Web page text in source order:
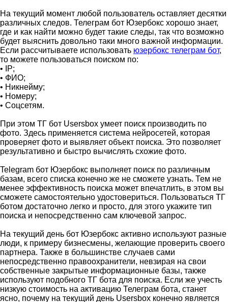
На текущий момент любой пользователь оставляет десятки
различных следов. Телеграм бот Юзербокс хорошо знает,
где и как найти можно будет такие следы, так что возможно
будет выяснить довольно таки много важной информации.
Если рассчитываете использовать юзербокс телеграм бот,
то можете пользоваться поиском по:
• IP;
• ФИО;
• Никнейму;
• Номеру;
• Соцсетям.
При этом ТГ бот Usersbox умеет поиск производить по
фото. Здесь применяется система нейросетей, которая
проверяет фото и выявляет объект поиска. Это позволяет
результативно и быстро вычислять схожие фото.
Telegram бот Юзербокс выполняет поиск по различным
базам, всего списка конечно же не сможете узнать. Тем не
менее эффективность поиска может впечатлить, в этом вы
сможете самостоятельно удостовериться. Пользоваться ТГ
ботом достаточно легко и просто, для этого укажите тип
поиска и непосредственно сам ключевой запрос.
На текущий день бот Юзербокс активно используют разные
люди, к примеру бизнесмены, желающие проверить своего
партнера. Также в большинстве случаев сами
непосредственно правоохранители, невзирая на свои
собственные закрытые информационные базы, также
используют подобного ТГ бота для поиска. Если же учесть
низкую стоимость на активацию Телеграм бота, станет
ясно, почему на текущий день Usersbox конечно является